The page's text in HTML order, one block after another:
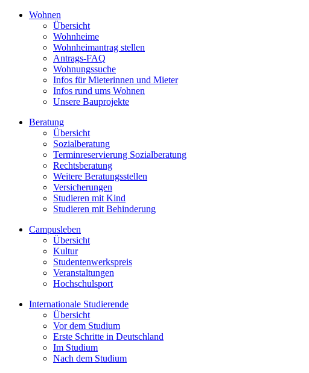
Wohnen
Übersicht
Wohnheime
Wohnheimantrag stellen
Antrags-FAQ
Wohnungssuche
Infos für Mieterinnen und Mieter
Infos rund ums Wohnen
Unsere Bauprojekte
Beratung
Übersicht
Sozialberatung
Terminreservierung Sozialberatung
Rechtsberatung
Weitere Beratungsstellen
Versicherungen
Studieren mit Kind
Studieren mit Behinderung
Campusleben
Übersicht
Kultur
Studentenwerkspreis
Veranstaltungen
Hochschulsport
Internationale Studierende
Übersicht
Vor dem Studium
Erste Schritte in Deutschland
Im Studium
Nach dem Studium